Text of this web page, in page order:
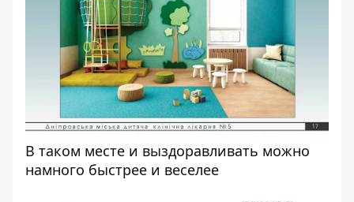
В таком месте и выздоравливать можно
намного быстрее и веселее